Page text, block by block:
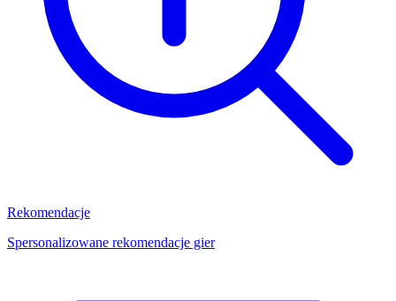
Rekomendacje
Spersonalizowane rekomendacje gier